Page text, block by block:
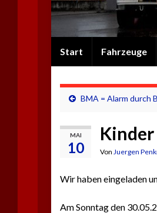
Start Fahrzeuge
BMA = Alarm durch
MAI
10 Von Juergen
Wir haben eingeladen
Am Sonntag den